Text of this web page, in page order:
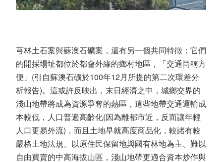
芎林土石案與蘇澳石礦案，還有另一個共同特徵：它們
的開採場址都位於都會外緣的鄉村地區，「交通尚稱方
便」(引自蘇澳石礦於100年12月所提的第二次環差分
析報告)。這或許反映出，末日經濟之中，城鄉交界的
淺山地帶將成為資源爭奪的熱區，這些地帶交通運輸成
本較低，人口普遍高齡化(因為離都市近，反而讓年輕
人口更易外流)，而且土地早就高度商品化，較諸有較
嚴格土地法規、以原住民保留地與國有林地為主、難以
自由買賣的中高海拔山區，淺山地帶更適合資本炒作與